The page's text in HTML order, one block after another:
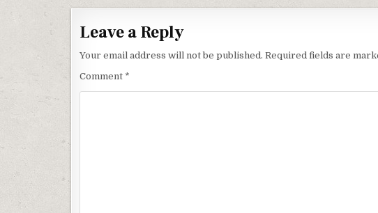
Leave a Reply
Your email address will not be published. Required fields are
Comment *